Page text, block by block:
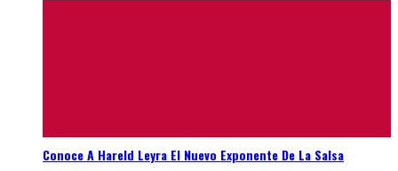
Conoce A Hareld Leyra El Nuevo Exponente De La Salsa